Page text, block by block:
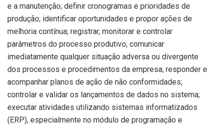
e a manutenção; definir cronogramas e prioridades de
produção; identificar oportunidades e propor ações de
melhoria contínua; registrar, monitorar e controlar
parâmetros do processo produtivo; comunicar
imediatamente qualquer situação adversa ou divergente
dos processos e procedimentos da empresa; responder e
acompanhar planos de ação de não conformidades;
controlar e validar os lançamentos de dados no sistema;
executar atividades utilizando sistemas informatizados
(ERP), especialmente no módulo de programação e